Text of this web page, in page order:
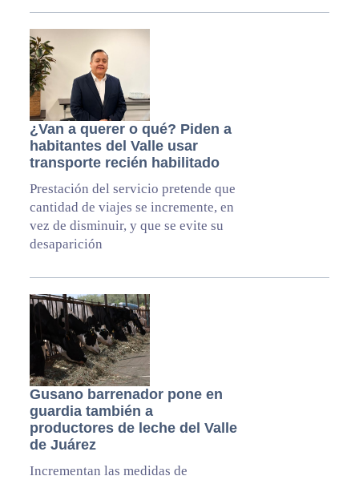
¿Van a querer o qué? Piden a
habitantes del Valle usar
transporte recién habilitado
Prestación del servicio pretende que
cantidad de viajes se incremente, en
vez de disminuir, y que se evite su
desaparición
Gusano barrenador pone en
guardia también a
productores de leche del Valle
de Juárez
Incrementan las medidas de